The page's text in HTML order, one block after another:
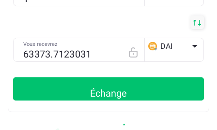
Vous recevrez DAI
Échange